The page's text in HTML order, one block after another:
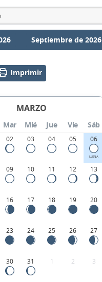
Septiembre de 2026
Imprimir
MARZO
Mar Mié Jue Vie Sáb
02 03 04 05 06
LLENA
09 10 11 12 13
16 17 18 19 20
23 24 25 26 27
30 31 1 2 3